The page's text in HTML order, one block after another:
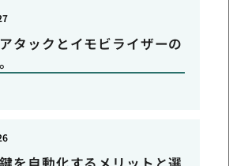
タックとイモビライザーの